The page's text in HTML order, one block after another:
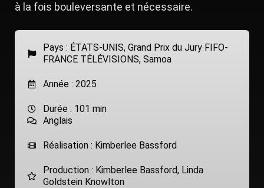
à la fois bouleversante et nécessaire.
Pays : ÉTATS-UNIS, Grand Prix du Jury FIFO-
FRANCE TÉLÉVISIONS, Samoa
Année : 2025
Durée : 101 min
Anglais
Réalisation : Kimberlee Bassford
Production : Kimberlee Bassford, Linda
Goldstein Knowlton